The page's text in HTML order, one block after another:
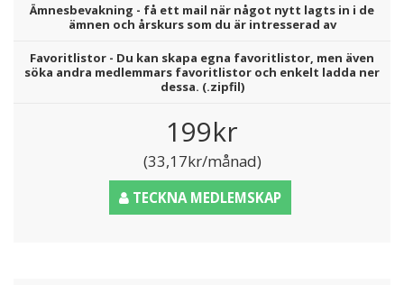
Ämnesbevakning - få ett mail när något nytt lagts in i de
ämnen och årskurs som du är intresserad av
Favoritlistor - Du kan skapa egna favoritlistor, men även
söka andra medlemmars favoritlistor och enkelt ladda ner
dessa. (.zipfil)
199kr
(33,17kr/månad)
TECKNA MEDLEMSKAP